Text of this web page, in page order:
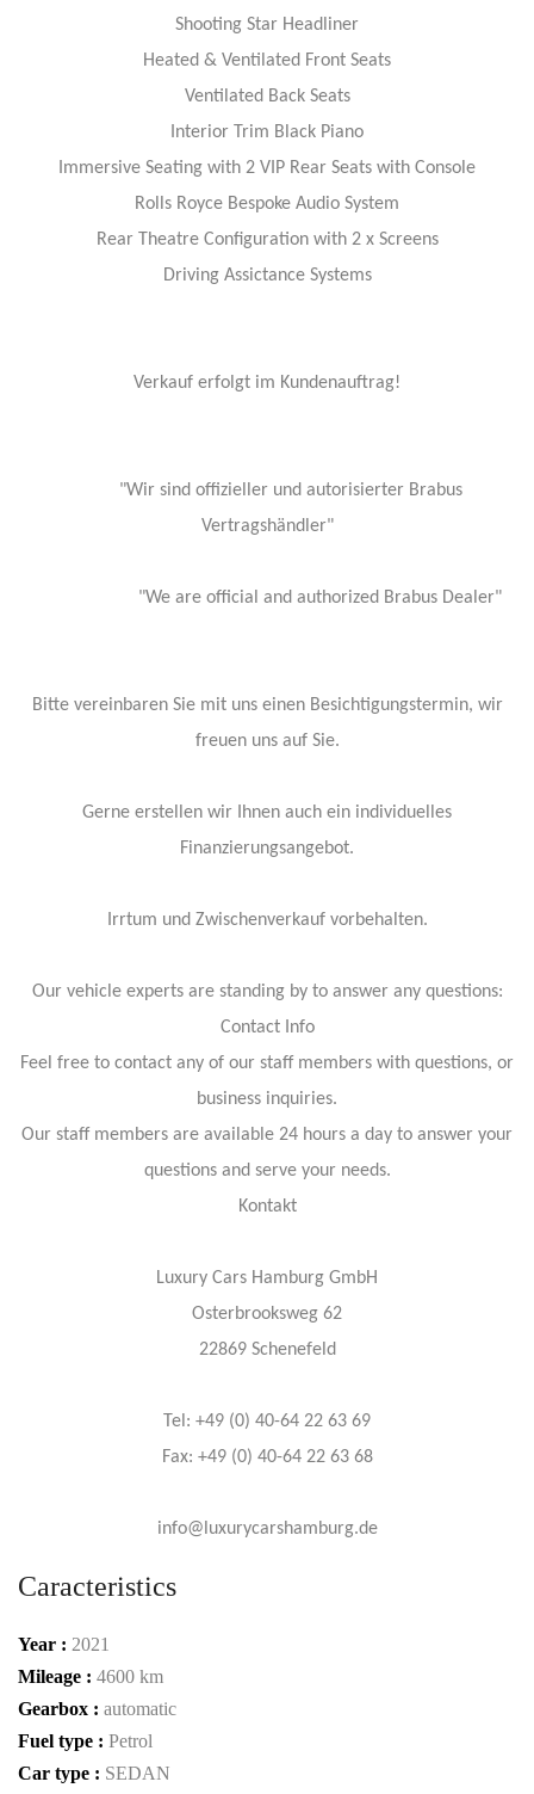
Shooting Star Headliner
Heated & Ventilated Front Seats
Ventilated Back Seats
Interior Trim Black Piano
Immersive Seating with 2 VIP Rear Seats with Console
Rolls Royce Bespoke Audio System
Rear Theatre Configuration with 2 x Screens
Driving Assictance Systems
Verkauf erfolgt im Kundenauftrag!
"Wir sind offizieller und autorisierter Brabus
Vertragshändler"
"We are official and authorized Brabus Dealer"
Bitte vereinbaren Sie mit uns einen Besichtigungstermin, wir
freuen uns auf Sie.
Gerne erstellen wir Ihnen auch ein individuelles
Finanzierungsangebot.
Irrtum und Zwischenverkauf vorbehalten.
Our vehicle experts are standing by to answer any questions:
Contact Info
Feel free to contact any of our staff members with questions, or
business inquiries.
Our staff members are available 24 hours a day to answer your
questions and serve your needs.
Kontakt
Luxury Cars Hamburg GmbH
Osterbrooksweg 62
22869 Schenefeld
Tel: +49 (0) 40-64 22 63 69
Fax: +49 (0) 40-64 22 63 68
info@luxurycarshamburg.de
Caracteristics
Year : 2021
Mileage : 4600 km
Gearbox : automatic
Fuel type : Petrol
Car type : SEDAN